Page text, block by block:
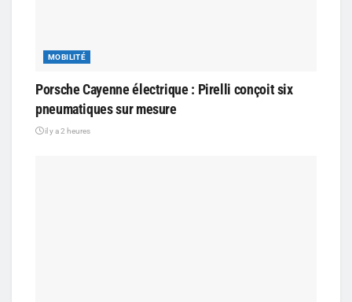
MOBILITÉ
Porsche Cayenne électrique : Pirelli conçoit six
pneumatiques sur mesure
il y a 2 heures